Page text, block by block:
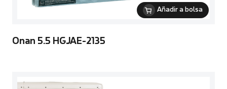
Añadir a bolsa
Onan 5.5 HGJAE-2135